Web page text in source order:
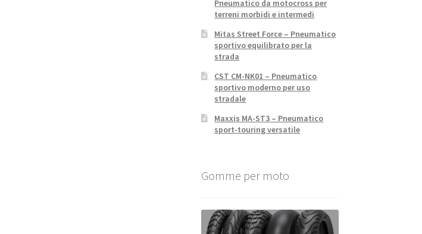
Pneumatico da motocross per
terreni morbidi e intermedi
Mitas Street Force – Pneumatico
sportivo equilibrato per la
strada
CST CM-NK01 – Pneumatico
sportivo moderno per uso
stradale
Maxxis MA-ST3 – Pneumatico
sport-touring versatile
Gomme per moto